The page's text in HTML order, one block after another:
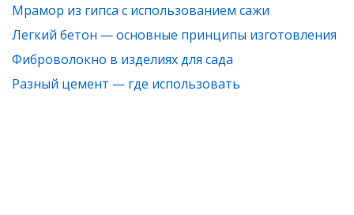
Мрамор из гипса с использованием сажи
Легкий бетон — основные принципы изготовления
Фиброволокно в изделиях для сада
Разный цемент — где использовать